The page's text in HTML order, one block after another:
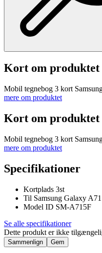
Kort om produktet
Mobil tegnebog 3 kort
mere om produktet
Kort om produktet
Mobil tegnebog 3 kort
mere om produktet
Specifikationer
Kortplads 3st
Til Samsung Galaxy A71
Model ID SM-A715F
Se alle specifikationer
Dette produkt er ikke
Sammenlign Gem